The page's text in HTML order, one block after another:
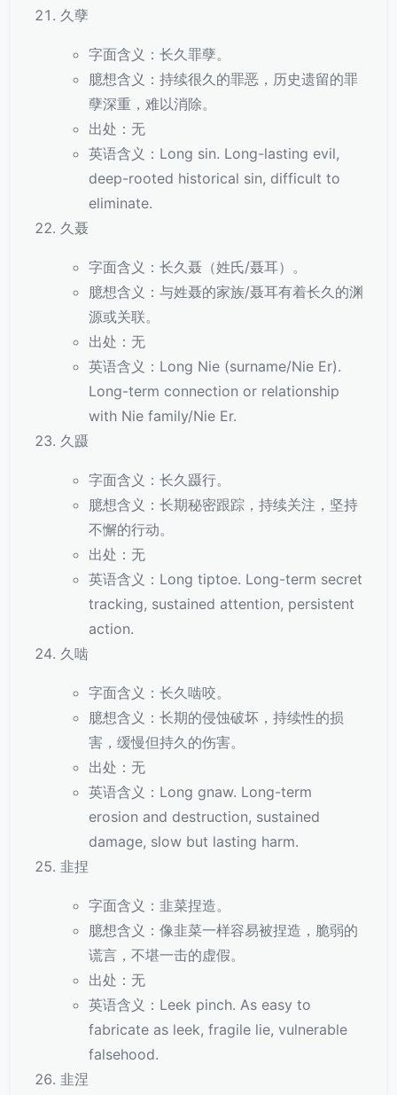
久孽
字面含义：长久罪孽。
臆想含义：持续很久的罪恶，历史遗留的罪
孽深重，难以消除。
出处：无
英语含义：Long sin. Long-lasting evil,
deep-rooted historical sin, difficult to
eliminate.
久聂
字面含义：长久聂（姓氏/聂耳）。
臆想含义：与姓聂的家族/聂耳有着长久的渊
源或关联。
出处：无
英语含义：Long Nie (surname/Nie Er).
Long-term connection or relationship
with Nie family/Nie Er.
久蹑
字面含义：长久蹑行。
臆想含义：长期秘密跟踪，持续关注，坚持
不懈的行动。
出处：无
英语含义：Long tiptoe. Long-term secret
tracking, sustained attention, persistent
action.
久啮
字面含义：长久啮咬。
臆想含义：长期的侵蚀破坏，持续性的损
害，缓慢但持久的伤害。
出处：无
英语含义：Long gnaw. Long-term
erosion and destruction, sustained
damage, slow but lasting harm.
韭捏
字面含义：韭菜捏造。
臆想含义：像韭菜一样容易被捏造，脆弱的
谎言，不堪一击的虚假。
出处：无
英语含义：Leek pinch. As easy to
fabricate as leek, fragile lie, vulnerable
falsehood.
韭涅